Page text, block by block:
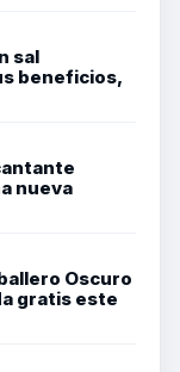
sal
beneficios,
nueva
Oscuro
gratis este